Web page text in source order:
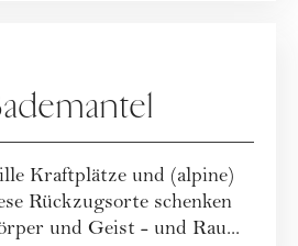
Kraftplätze und (alpine)
Rückzugsorte schenken
und Geist - und Rau...